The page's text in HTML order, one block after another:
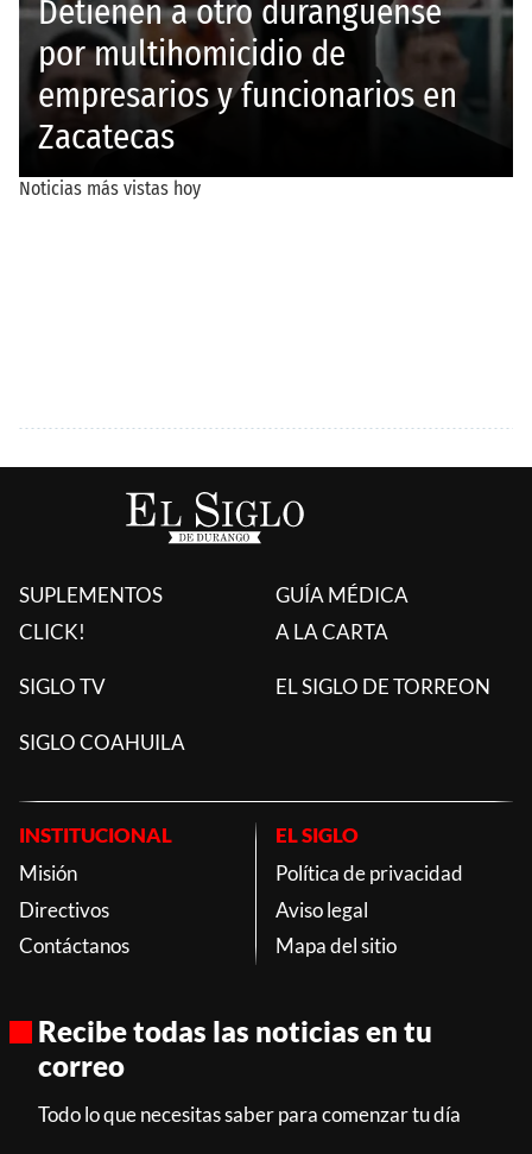
SUPLEMENTOS
CLICK!
GUÍA MÉDICA
A LA CARTA
SIGLO TV EL SIGLO DE TORREON
SIGLO COAHUILA
INSTITUCIONAL
Misión
Directivos
Contáctanos
EL SIGLO
Política de privacidad
Aviso legal
Mapa del sitio
Recibe todas las noticias en tu
correo
Todo lo que necesitas saber para comenzar tu día